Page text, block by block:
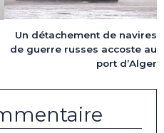
Un détachement de navires
de guerre russes accoste au
port d’Alger